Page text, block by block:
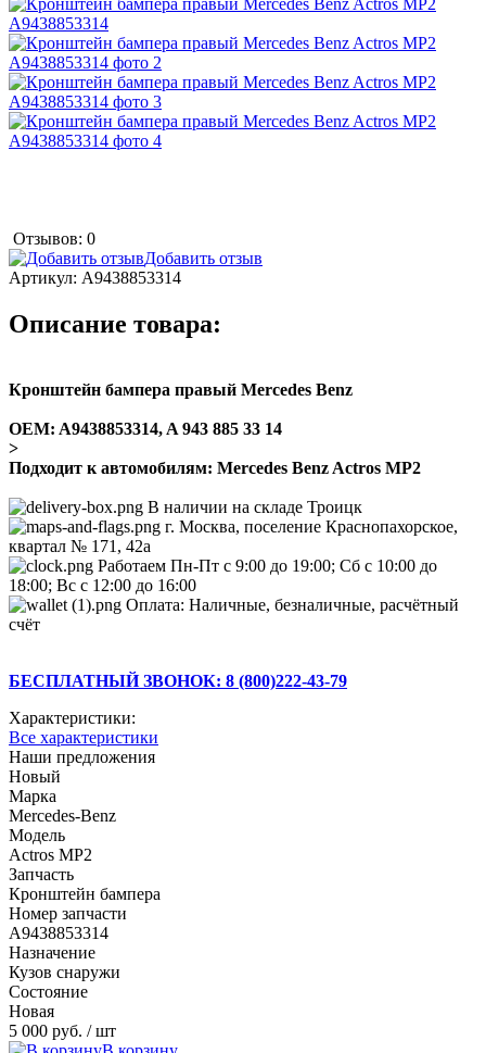
Отзывов: 0
Добавить отзыв
Артикул: A9438853314
Описание товара:
Кронштейн бампера правый Mercedes Benz
ОEM: A9438853314, A 943 885 33 14
>
Подходит к автомобилям: Mercedes Benz Actros MP2
В наличии на складе Троицк
г. Москва, поселение Краснопахорское,
квартал № 171, 42а
Работаем Пн-Пт с 9:00 до 19:00; Сб с 10:00 до
18:00; Вс с 12:00 до 16:00
Оплата: Наличные, безналичные, расчётный
счёт
БЕСПЛАТНЫЙ ЗВОНОК: 8 (800)222-43-79
Характеристики:
Все характеристики
Наши предложения
Новый
Марка
Mercedes-Benz
Модель
Actros MP2
Запчасть
Кронштейн бампера
Номер запчасти
A9438853314
Назначение
Кузов снаружи
Состояние
Новая
5 000 руб. / шт